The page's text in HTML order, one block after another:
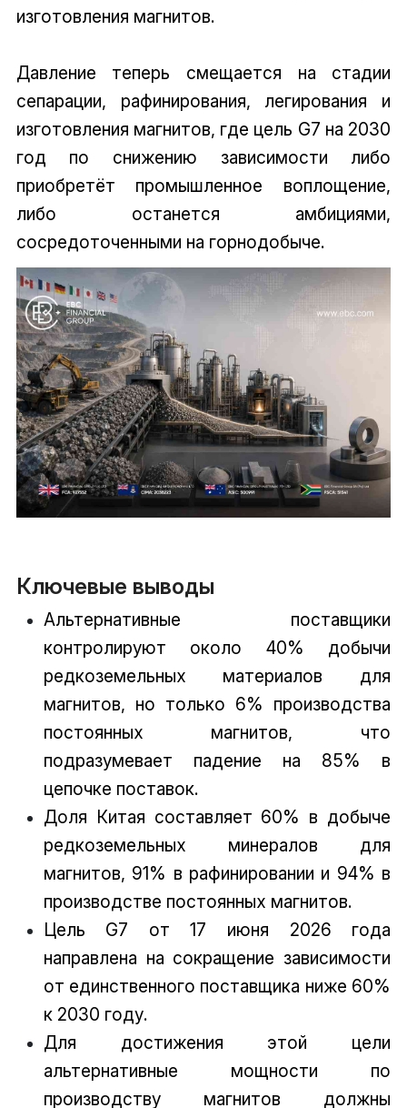
изготовления магнитов.
Давление теперь смещается на стадии
сепарации, рафинирования, легирования и
изготовления магнитов, где цель G7 на 2030
год по снижению зависимости либо
приобретёт промышленное воплощение,
либо останется амбициями,
сосредоточенными на горнодобыче.
Ключевые выводы
Альтернативные поставщики
контролируют около 40% добычи
редкоземельных материалов для
магнитов, но только 6% производства
постоянных магнитов, что
подразумевает падение на 85% в
цепочке поставок.
Доля Китая составляет 60% в добыче
редкоземельных минералов для
магнитов, 91% в рафинировании и 94% в
производстве постоянных магнитов.
Цель G7 от 17 июня 2026 года
направлена на сокращение зависимости
от единственного поставщика ниже 60%
к 2030 году.
Для достижения этой цели
альтернативные мощности по
производству магнитов должны